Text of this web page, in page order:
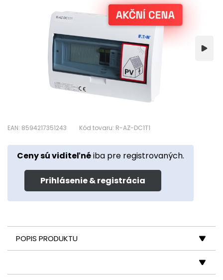
EAN: 8594217351243 Kód tovaru: R-AZ-DC1T1
Ceny sú viditeľnéiba pre registrovaných.
Prihlásenie & registrácia
POPIS PRODUKTU